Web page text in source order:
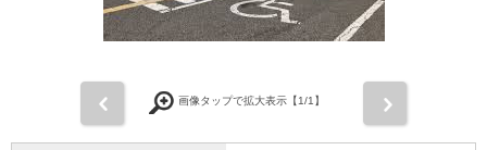
画像タップで拡大表示【1/1】